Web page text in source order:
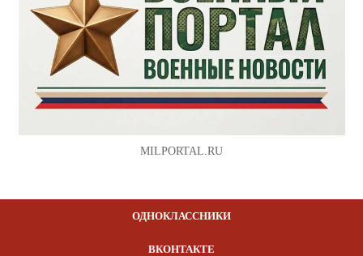
MILPORTAL.RU
ОДНОКЛАССНИКИ
ВКОНТАКТЕ